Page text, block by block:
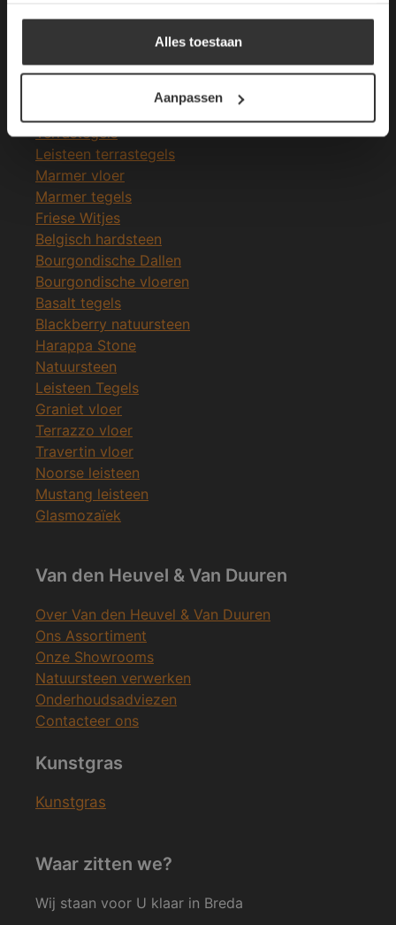
Alles toestaan
Aanpassen
Meeste Gezochte Natuursteen
Natuursteen vloeren
Terrastegels
Leisteen terrastegels
Marmer vloer
Marmer tegels
Friese Witjes
Belgisch hardsteen
Bourgondische Dallen
Bourgondische vloeren
Basalt tegels
Blackberry natuursteen
Harappa Stone
Natuursteen
Leisteen Tegels
Graniet vloer
Terrazzo vloer
Travertin vloer
Noorse leisteen
Mustang leisteen
Glasmozaïek
Van den Heuvel & Van Duuren
Over Van den Heuvel & Van Duuren
Ons Assortiment
Onze Showrooms
Natuursteen verwerken
Onderhoudsadviezen
Contacteer ons
Kunstgras
Kunstgras
Waar zitten we?
Wij staan voor U klaar in Breda
ALLES AFWIJZEN
DETAILS WEERGEVEN